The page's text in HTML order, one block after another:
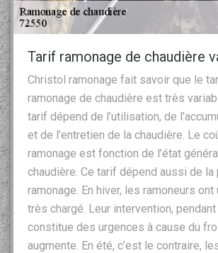
Tarif ramonage de chaudière
Christol ramonage fait savoir que le
ramonage de chaudière est très
tarif dépend de l’utilisation, de
et de l’entretien de la chaudière. Le
ramonage est fonction de l’état
chaudière. Ce tarif dépend aussi de la
ramonage. En hiver, les ramoneurs ont
très chargé. Leur intervention,
constitue des urgences à cause du
augmente. En été, c’est le contraire,